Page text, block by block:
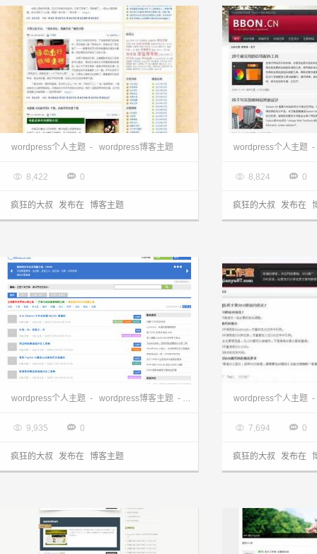
wordpress中文主题下载:budeyan主题
wordpress个人主题 - wordpress博客主题
 8,422  0
疯狂的大叔 发布在 博客主题
wordpress主题
wordpress个人主题 -
 8,824  0
疯狂的大叔 发布在
wordrpress主题:芒果主题 mangguo主题
wordpress个人主题 - wordpress博客主题 - wordpress国人主题
 9,935  0
疯狂的大叔 发布在 博客主题
wordpress主题下
wordpress个人主题 -
 7,694  0
疯狂的大叔 发布在